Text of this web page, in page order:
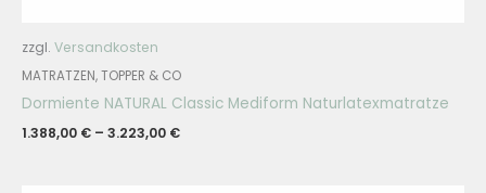
zzgl. Versandkosten
MATRATZEN, TOPPER & CO
Dormiente NATURAL Classic Mediform Naturlatexmatratze
1.388,00 € – 3.223,00 €